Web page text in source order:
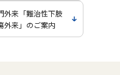
外来「難治性下肢
外来」のご案内